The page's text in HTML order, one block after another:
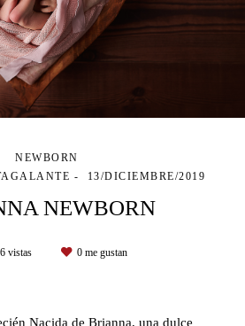
NEWBORN
13/DICIEMBRE/2019
NEWBORN
vistas 0 me gustan
Nacida de Brianna, una dulce